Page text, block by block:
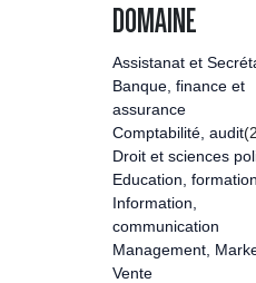
DOMAINE
Assistanat et
Banque, finance et
assurance
Comptabilité, audit
Droit et sciences
Education,
Information,
communication
Management,
Vente